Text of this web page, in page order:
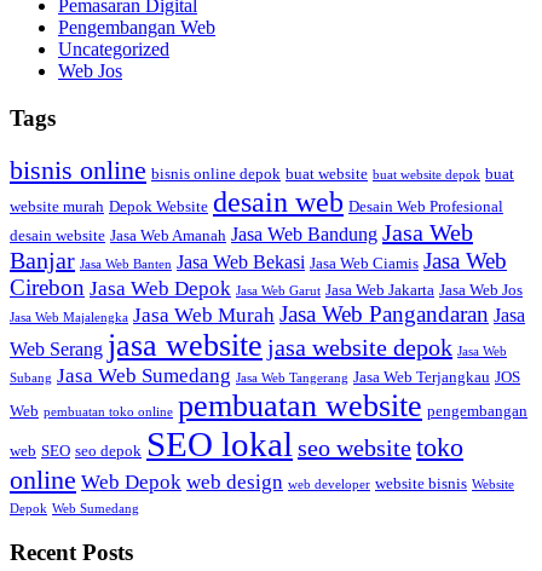
Pemasaran Digital
Pengembangan Web
Uncategorized
Web Jos
Tags
bisnis online bisnis online depok buat website buat website depok buat
website murah Depok Website desain web Desain Web Profesional
desain website Jasa Web Amanah Jasa Web Bandung Jasa Web
Banjar Jasa Web Banten Jasa Web Bekasi Jasa Web Ciamis Jasa Web
Cirebon Jasa Web Depok Jasa Web Garut Jasa Web Jakarta Jasa Web Jos
Jasa Web Majalengka Jasa Web Murah Jasa Web Pangandaran Jasa
Web Serang jasa website jasa website depok Jasa Web
Subang Jasa Web Sumedang Jasa Web Tangerang Jasa Web Terjangkau JOS
Web pembuatan toko online pembuatan website pengembangan
web SEO seo depok SEO lokal seo websitetoko
online Web Depok web design web developer website bisnis Website
Depok Web Sumedang
Recent Posts